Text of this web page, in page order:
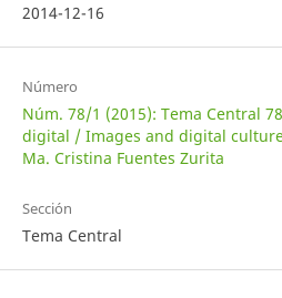
2014-12-16
Número
Núm. 78/1 (2015): Tema Central
digital / Images and digital
Ma. Cristina Fuentes Zurita
Sección
Tema Central